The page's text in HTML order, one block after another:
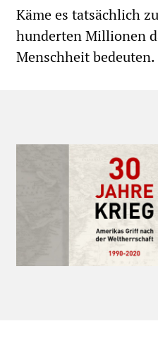
Käme es tatsächlich
hunderten Millionen
Menschheit bedeuten.